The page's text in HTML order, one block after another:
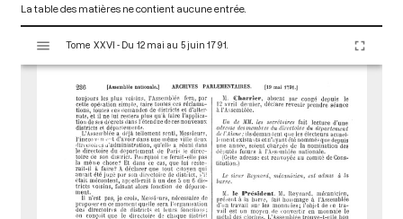
La table des matières ne contient aucune entrée.
s
Tome XXVI - Du 12 mai au 5 juin 1791.